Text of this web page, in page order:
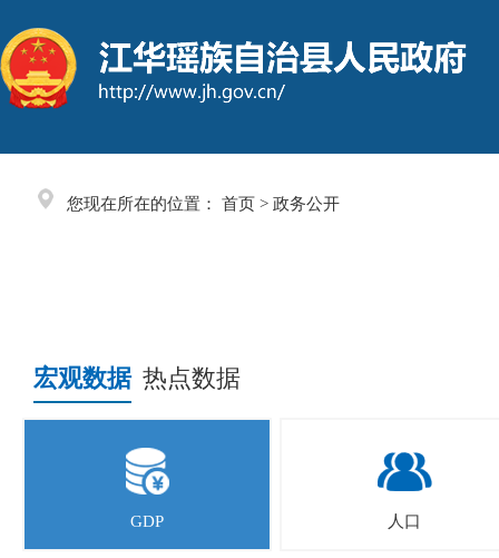
您现在所在的位置： 首页 > 政务公开
宏观数据 热点数据
GDP 人口